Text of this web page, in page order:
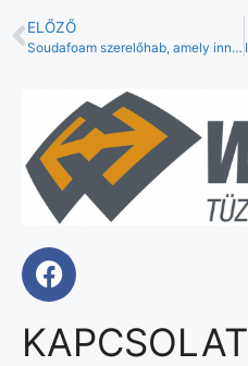
ELŐZŐ
Soudafoam szerelőhab, amely innovatív Duravalve szeleppel rendelkezik
KAPCSOLAT